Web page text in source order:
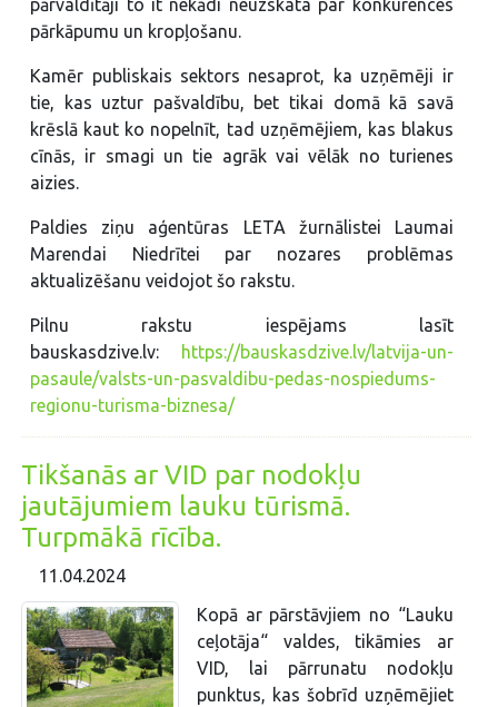
pārkāpumu un kropļošanu.
Kamēr publiskais sektors nesaprot, ka uzņēmēji ir
tie, kas uztur pašvaldību, bet tikai domā kā savā
krēslā kaut ko nopelnīt, tad uzņēmējiem, kas blakus
cīnās, ir smagi un tie agrāk vai vēlāk no turienes
aizies.
Paldies ziņu aģentūras LETA žurnālistei Laumai
Marendai Niedrītei par nozares problēmas
aktualizēšanu veidojot šo rakstu.
Pilnu rakstu iespējams lasīt
bauskasdzive.lv:
https://bauskasdzive.lv/latvija-un-
pasaule/valsts-un-pasvaldibu-pedas-nospiedums-
regionu-turisma-biznesa/
Tikšanās ar VID par nodokļu
jautājumiem lauku tūrismā.
Turpmākā rīcība.
11.04.2024
Kopā ar pārstāvjiem no “Lauku
ceļotāja“ valdes, tikāmies ar
VID, lai pārrunatu nodokļu
punktus, kas šobrīd uzņēmējiet